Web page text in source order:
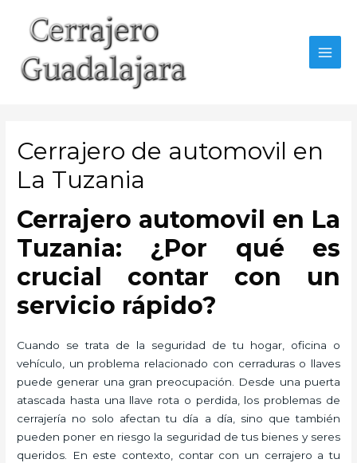
contenido
Cerrajero de automovil en
La Tuzania
Cerrajero automovil en La
Tuzania: ¿Por qué es
crucial contar con un
servicio rápido?
Cuando se trata de la seguridad de tu hogar, oficina o
vehículo, un problema relacionado con cerraduras o llaves
puede generar una gran preocupación. Desde una puerta
atascada hasta una llave rota o perdida, los problemas de
cerrajería no solo afectan tu día a día, sino que también
pueden poner en riesgo la seguridad de tus bienes y seres
queridos. En este contexto, contar con un cerrajero a tu